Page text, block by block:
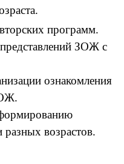
программ.
ЗОЖ с
ознакомления
возрастов.